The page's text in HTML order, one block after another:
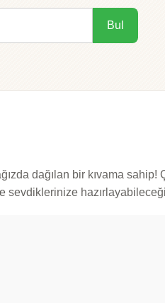
Bul
dağılan bir kıvama sahip!
sevdiklerinize